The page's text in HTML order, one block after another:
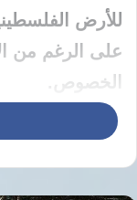
للأرض
على الرغم من
الخصوص.
وأشار منصور